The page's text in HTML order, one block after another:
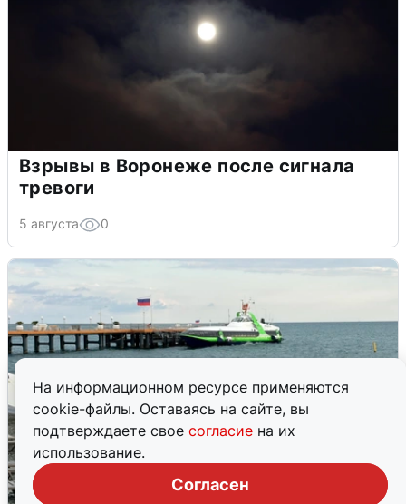
На информационном ресурсе применяются
cookie-файлы. Оставаясь на сайте, вы
подтверждаете свое согласие на их
использование.
Согласен
Взрывы в Воронеже после сигнала
тревоги
5 августа 0